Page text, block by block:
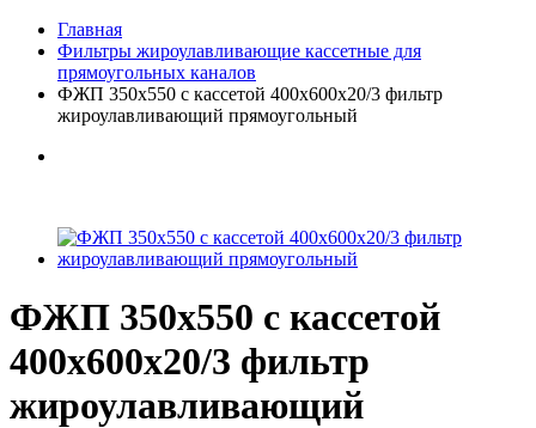
Главная
Фильтры жироулавливающие кассетные для
прямоугольных каналов
ФЖП 350х550 с кассетой 400х600х20/3 фильтр
жироулавливающий прямоугольный
ФЖП 350х550 с кассетой
400х600х20/3 фильтр
жироулавливающий